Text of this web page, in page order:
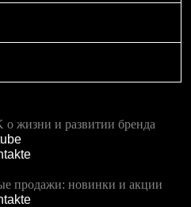
жизни и развитии бренда
продажи: новинки и акции